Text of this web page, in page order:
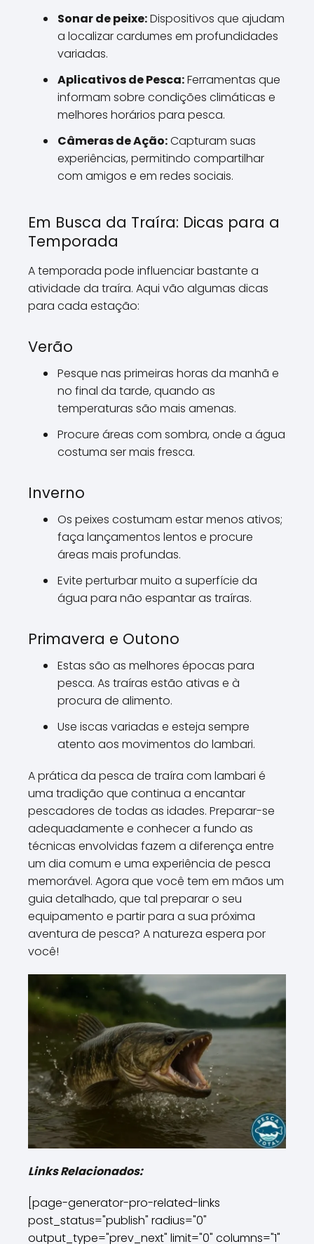
Sonar de peixe:Dispositivos que ajudam
a localizar cardumes em profundidades
variadas.
Aplicativos de Pesca:Ferramentas que
informam sobre condições climáticas e
melhores horários para pesca.
Câmeras de Ação:Capturam suas
experiências, permitindo compartilhar
com amigos e em redes sociais.
Em Busca da Traíra: Dicas para a
Temporada
A temporada pode influenciar bastante a
atividade da traíra. Aqui vão algumas dicas
para cada estação:
Verão
Pesque nas primeiras horas da manhã e
no final da tarde, quando as
temperaturas são mais amenas.
Procure áreas com sombra, onde a água
costuma ser mais fresca.
Inverno
Os peixes costumam estar menos ativos;
faça lançamentos lentos e procure
áreas mais profundas.
Evite perturbar muito a superfície da
água para não espantar as traíras.
Primavera e Outono
Estas são as melhores épocas para
pesca. As traíras estão ativas e à
procura de alimento.
Use iscas variadas e esteja sempre
atento aos movimentos do lambari.
A prática da pesca de traíra com lambari é
uma tradição que continua a encantar
pescadores de todas as idades. Preparar-se
adequadamente e conhecer a fundo as
técnicas envolvidas fazem a diferença entre
um dia comum e uma experiência de pesca
memorável. Agora que você tem em mãos um
guia detalhado, que tal preparar o seu
equipamento e partir para a sua próxima
aventura de pesca? A natureza espera por
você!
Links Relacionados:
[page-generator-pro-related-links
post_status="publish" radius="0"
output_type="prev_next" limit="0" columns="1"